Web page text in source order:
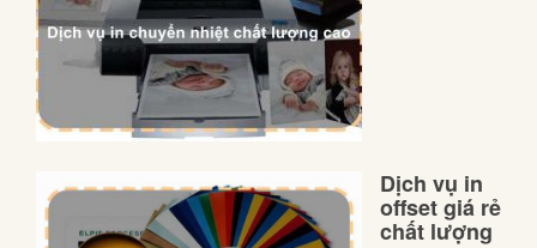
Dịch vụ in
offset giá rẻ
chất lượng